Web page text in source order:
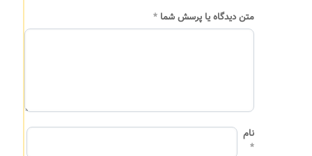
متن دیدگاه یا پرسش شما *
نام
*